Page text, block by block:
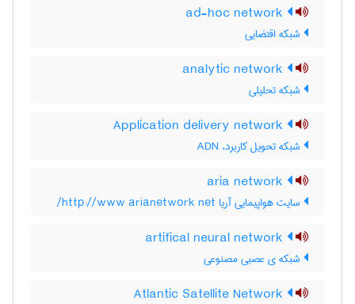
شبکه اقتضایی
شبکه تحلیلی
شبکه تحویل کاربرد، ADN
سایت هواپیمایی آریا http://www arianetwork net/
شبکه ی عصبی مصنوعی